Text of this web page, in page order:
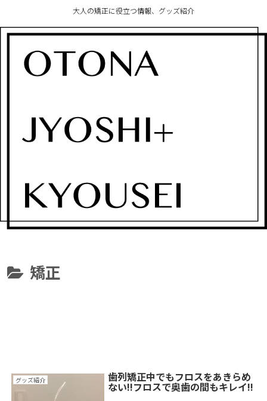
大人の矯正に役立つ情報、グッズ紹介
矯正
グッズ紹介 歯列矯正中でもフロスをあきらめ
ない!!フロスで奥歯の間もキレイ!!